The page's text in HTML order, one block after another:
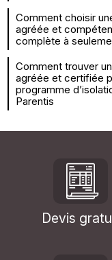
Comment choisir
agréée et
complète à
Comment trouver
agréée et certifiée
programme
Parentis
Devis